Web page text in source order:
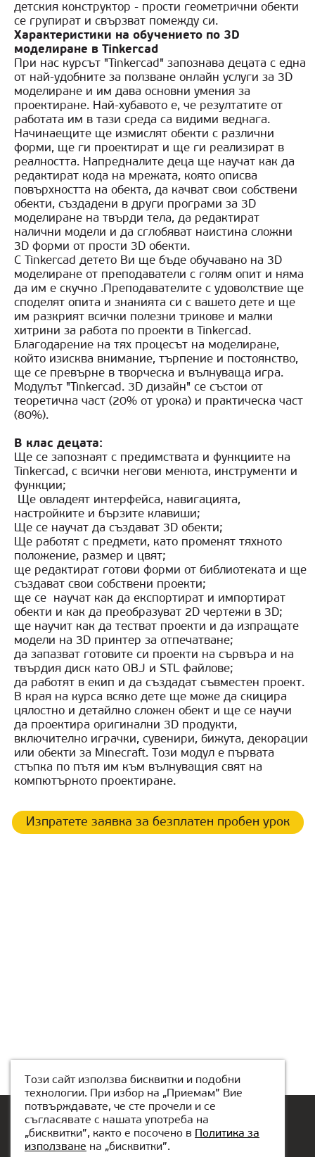
детския конструктор - прости геометрични обекти
се групират и свързват помежду си.
Характеристики на обучението по 3D
моделиране в Tinkercad
При нас курсът "Tinkercad" запознава децата с една
от най-удобните за ползване онлайн услуги за 3D
моделиране и им дава основни умения за
проектиране. Най-хубавото е, че резултатите от
работата им в тази среда са видими веднага.
Начинаещите ще измислят обекти с различни
форми, ще ги проектират и ще ги реализират в
реалността. Напредналите деца ще научат как да
редактират кода на мрежата, която описва
повърхността на обекта, да качват свои собствени
обекти, създадени в други програми за 3D
моделиране на твърди тела, да редактират
налични модели и да сглобяват наистина сложни
3D форми от прости 3D обекти.
С Tinkercad детето Ви ще бъде обучавано на 3D
моделиране от преподаватели с голям опит и няма
да им е скучно .Преподавателите с удоволствие ще
споделят опита и знанията си с вашето дете и ще
им разкрият всички полезни трикове и малки
хитрини за работа по проекти в Tinkercad.
Благодарение на тях процесът на моделиране,
който изисква внимание, търпение и постоянство,
ще се превърне в творческа и вълнуваща игра.
Модулът "Tinkercad. 3D дизайн" се състои от
теоретична част (20% от урока) и практическа част
(80%).
В клас децата:
Ще се запознаят с предимствата и функциите на
Tinkercad, с всички негови менюта, инструменти и
функции;
Ще овладеят интерфейса, навигацията,
настройките и бързите клавиши;
Ще се научат да създават 3D обекти;
Ще работят с предмети, като променят тяхното
положение, размер и цвят;
ще редактират готови форми от библиотеката и ще
създават свои собствени проекти;
ще се научат как да експортират и импортират
обекти и как да преобразуват 2D чертежи в 3D;
ще научит как да тестват проекти и да изпращате
модели на 3D принтер за отпечатване;
да запазват готовите си проекти на сървъра и на
твърдия диск като OBJ и STL файлове;
да работят в екип и да създадат съвместен проект.
В края на курса всяко дете ще може да скицира
цялостно и детайлно сложен обект и ще се научи
да проектира оригинални 3D продукти,
включително играчки, сувенири, бижута, декорации
или обекти за Minecraft. Този модул е първата
стъпка по пътя им към вълнуващия свят на
компютърното проектиране.
Изпратете заявка за безплатен пробен урок
Този сайт използва бисквитки и подобни
технологии. При избор на „Приемам” Вие
потвърждавате, че сте прочели и се
съгласявате с нашата употреба на
„бисквитки”, както е посочено в
Политика за
използване на „бисквитки”.